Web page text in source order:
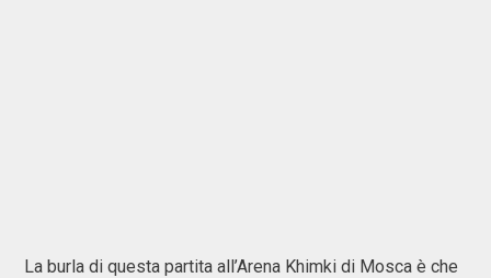
La burla di questa partita all’Arena Khimki di Mosca è che